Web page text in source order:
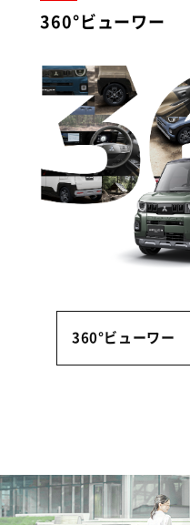
360°ビューワー
360°ビューワー